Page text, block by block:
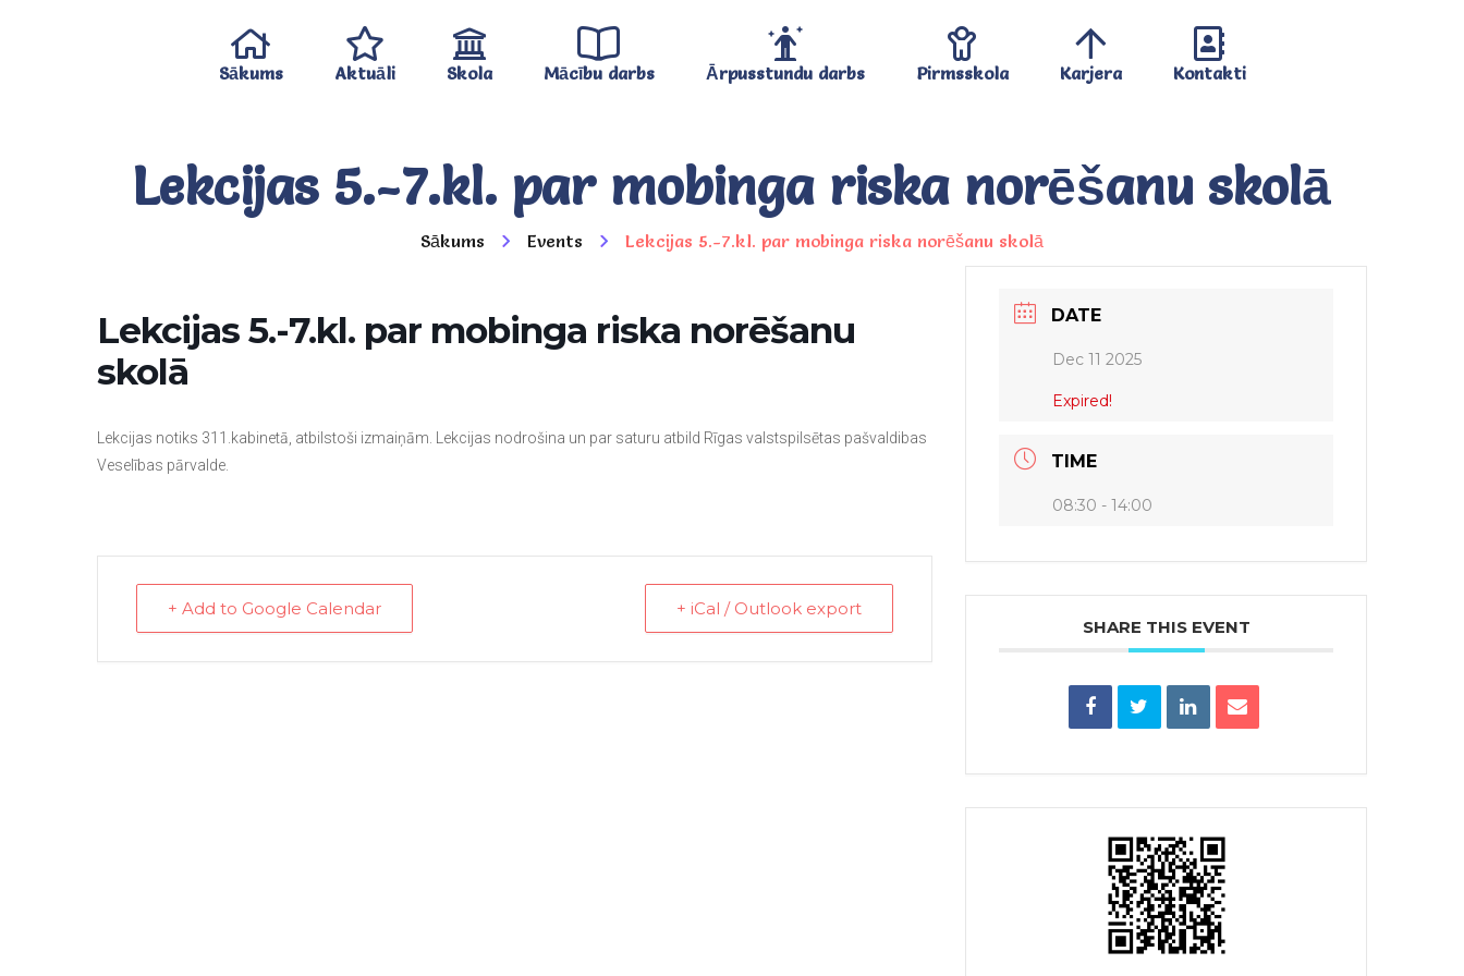
Sākums Aktuāli Skola Mācību darbs Ārpusstundu darbs Pirmsskola Karjera Kontakti
Lekcijas 5.-7.kl. par mobinga riska norēšanu skolā
Sākums Events Lekcijas 5.-7.kl. par mobinga riska norēšanu skolā
Lekcijas 5.-7.kl. par mobinga riska norēšanu
skolā
Lekcijas notiks 311.kabinetā, atbilstoši izmaiņām. Lekcijas nodrošina un par saturu atbild Rīgas valstspilsētas pašvaldibas
Veselības pārvalde.
+ Add to Google Calendar + iCal / Outlook export
DATE
Dec 11 2025
Expired!
TIME
08:30 - 14:00
SHARE THIS EVENT